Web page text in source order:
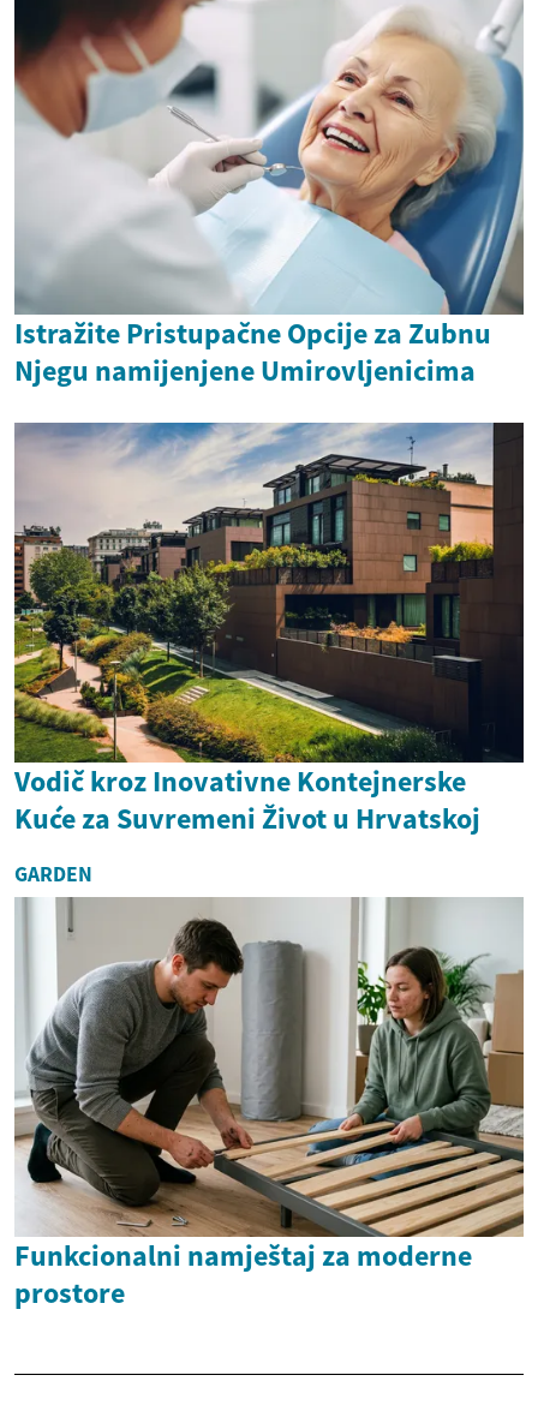
Istražite Pristupačne Opcije za Zubnu
Njegu namijenjene Umirovljenicima
Vodič kroz Inovativne Kontejnerske
Kuće za Suvremeni Život u Hrvatskoj
GARDEN
Funkcionalni namještaj za moderne
prostore